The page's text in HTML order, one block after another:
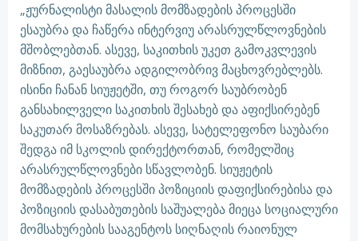
„ჟურნალისტი მასალის მომზადების პროცესში
ესაუბრა და ჩაწერა ინტერვიუ არასრულწლოვნების
მშობლებთან. ასევე, საკითხის უკეთ გამოკვლევის
მიზნით, გაესაუბრა ადგილობრივ მაცხოვრებლებს.
ისინი ჩანან სიუჟეტში, თუ როგორ საუბრობენ
განსახილველი საკითხის შესახებ და აფიქსირებენ
საკუთარ მოსაზრებას. ასევე, სატელეფონო საუბარი
შედგა იმ სკოლის დირექტორთან, რომელშიც
არასრულწლოვნები სწავლობენ. სიუჟეტის
მომზადების პროცესში პოზიციის დაფიქსირებისა და
პოზიციის დასაბუთების საშუალება მიეცა სოციალური
მომსახურების სააგენტოს სიღნაღის რაიონულ